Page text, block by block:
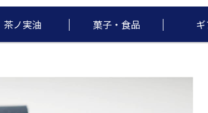
茶ノ実油 菓子・食品